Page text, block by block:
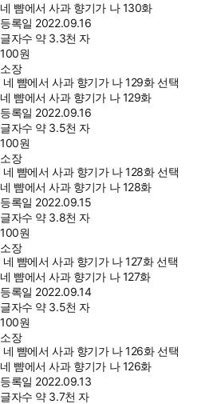
네 뺨에서 사과 향기가 나 130화
등록일 2022.09.16
글자수 약 3.3천 자
100원
소장
네 뺨에서 사과 향기가 나 129화 선택
네 뺨에서 사과 향기가 나 129화
등록일 2022.09.16
글자수 약 3.5천 자
100원
소장
네 뺨에서 사과 향기가 나 128화 선택
네 뺨에서 사과 향기가 나 128화
등록일 2022.09.15
글자수 약 3.8천 자
100원
소장
네 뺨에서 사과 향기가 나 127화 선택
네 뺨에서 사과 향기가 나 127화
등록일 2022.09.14
글자수 약 3.5천 자
100원
소장
네 뺨에서 사과 향기가 나 126화 선택
네 뺨에서 사과 향기가 나 126화
등록일 2022.09.13
글자수 약 3.7천 자